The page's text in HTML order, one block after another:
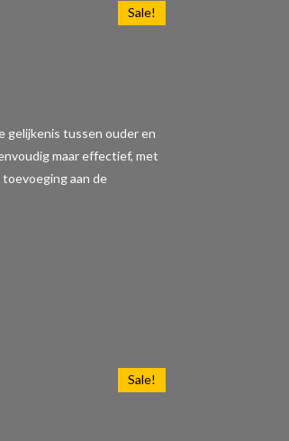
Sale!
gelijkenis tussen ouder en
maar effectief, met
aan de
Sale!